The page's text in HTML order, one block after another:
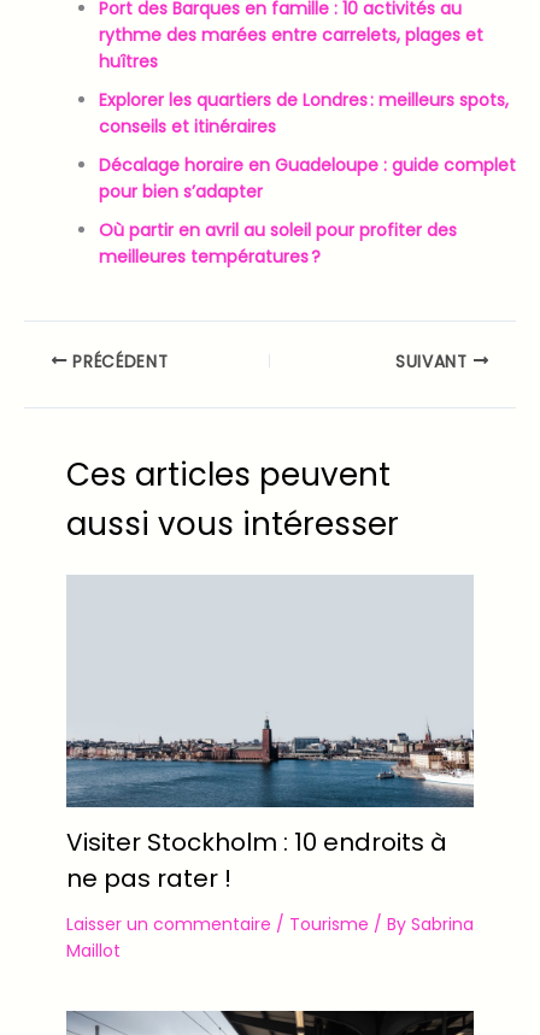
Port des Barques en famille : 10 activités au
rythme des marées entre carrelets, plages et
huîtres
Explorer les quartiers de Londres : meilleurs spots,
conseils et itinéraires
Décalage horaire en Guadeloupe : guide complet
pour bien s’adapter
Où partir en avril au soleil pour profiter des
meilleures températures ?
PRÉCÉDENT SUIVANT
Ces articles peuvent
aussi vous intéresser
Visiter Stockholm : 10 endroits à
ne pas rater !
Laisser un commentaire / Tourisme / By Sabrina
Maillot